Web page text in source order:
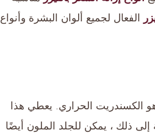
الفعال لجميع ألوان البشرة وأنواع
الكسندريت الحراري. يعطي هذا
إلى ذلك ، يمكن للجلد الملون أيضًا